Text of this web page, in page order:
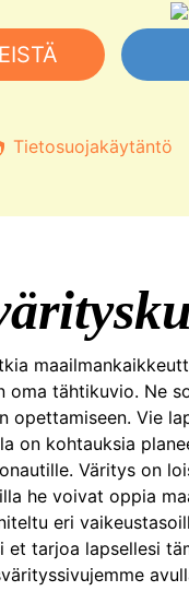
Tietosuojakäytäntö
tähtikuvio. Ne
opettamiseen. Vie
on kohtauksia
Väritys on
he voivat oppia
eri
tarjoa lapsellesi